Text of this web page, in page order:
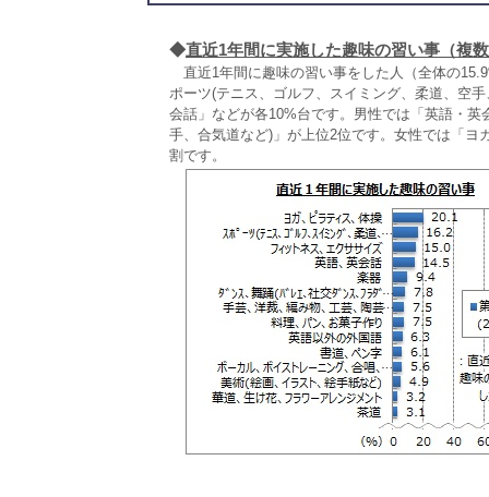
◆直近1年間に実施した趣味の習い事（複
直近1年間に趣味の習い事をした人（全体の
ポーツ(テニス、ゴルフ、スイミング、柔道、空
会話」などが各10%台です。男性では「英語・
手、合気道など)」が上位2位です。女性では「ヨ
割です。